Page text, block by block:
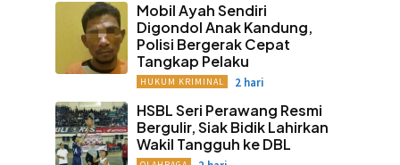
Mobil Ayah Sendiri
Digondol Anak Kandung,
Polisi Bergerak Cepat
Tangkap Pelaku
HUKUM KRIMINAL 2 hari
HSBL Seri Perawang Resmi
Bergulir, Siak Bidik Lahirkan
Wakil Tangguh ke DBL